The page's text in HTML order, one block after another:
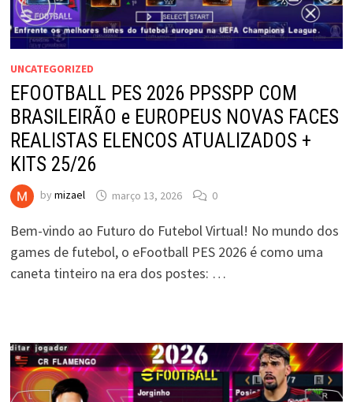
UNCATEGORIZED
EFOOTBALL PES 2026 PPSSPP COM
BRASILEIRÃO e EUROPEUS NOVAS FACES
REALISTAS ELENCOS ATUALIZADOS +
KITS 25/26
by mizael março 13, 2026 0
Bem-vindo ao Futuro do Futebol Virtual! No mundo dos
games de futebol, o eFootball PES 2026 é como uma
caneta tinteiro na era dos postes: …